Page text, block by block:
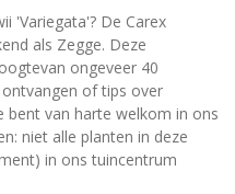
'Variegata'? De Carex
als Zegge. Deze
ongeveer 40
of tips over
bent van harte welkom in ons
niet alle planten in deze
in ons tuincentrum